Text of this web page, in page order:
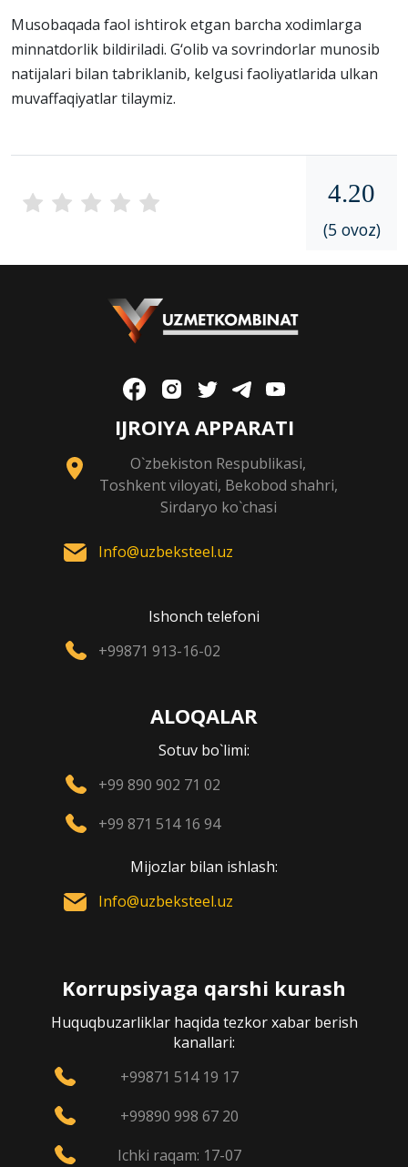
Musobaqada faol ishtirok etgan barcha xodimlarga
minnatdorlik bildiriladi. G‘olib va sovrindorlar munosib
natijalari bilan tabriklanib, kelgusi faoliyatlarida ulkan
muvaffaqiyatlar tilaymiz.
4.20
(5 ovoz)
IJROIYA APPARATI
O`zbekiston Respublikasi,
Toshkent viloyati, Bekobod shahri,
Sirdaryo ko`chasi
Info@uzbeksteel.uz
Ishonch telefoni
+99871 913-16-02
ALOQALAR
Sotuv bo`limi:
+99 890 902 71 02
+99 871 514 16 94
Mijozlar bilan ishlash:
Info@uzbeksteel.uz
Korrupsiyaga qarshi kurash
Huquqbuzarliklar haqida tezkor xabar berish
kanallari:
+99871 514 19 17
+99890 998 67 20
Ichki raqam: 17-07